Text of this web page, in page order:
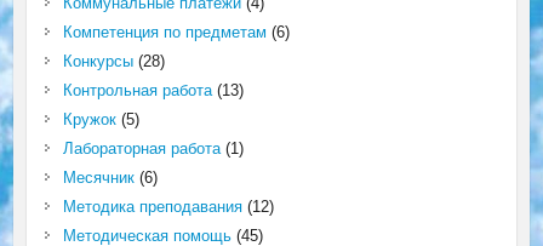
Компетенция по предметам (6)
Конкурсы(28)
Контрольная работа(13)
Кружок(5)
Лабораторная работа(1)
Месячник(6)
Методика преподавания(12)
Методическая помощь(45)